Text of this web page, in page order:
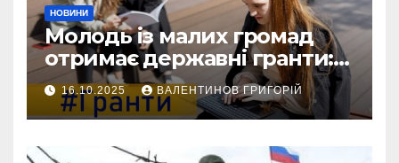
НОВИНИ
Молодь із малих громад
отримає державні гранти:
виплати сягатимуть 200
тисяч гривень
16.10.2025 ВАЛЕНТИНОВ ГРИГОРІЙ